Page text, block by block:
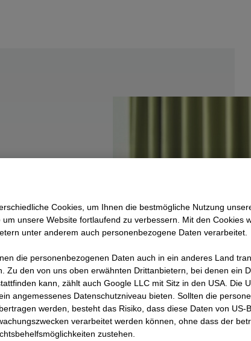
Cookies, um Ihnen die best­mögliche Nutzung
unsere Website fortlaufend zu verbessern. Mit den Cookies
unter anderem auch personenbezogene Daten verarbeitet.
die personenbezogenen Daten auch in ein anderes Land
Zu den von uns oben erwähnten Drittanbietern, bei denen ein
kann, zählt auch Google LLC mit Sitz in den USA. Die
angemessenes Datenschutzniveau bieten. Sollten die
werden, besteht das Risiko, dass diese Daten von US-
verarbeitet werden können, ohne dass der
zustehen.